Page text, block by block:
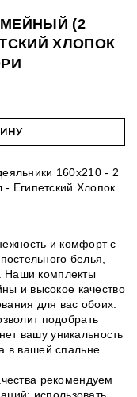
(2
ХЛОПОК
160х210 - 2
Египетский Хлопок
и комфорт с
постельного белья
Наши комплекты
и высокое качество
для вас обоих.
подобрать
вашу уникальность
в вашей спальне.
рекомендуем